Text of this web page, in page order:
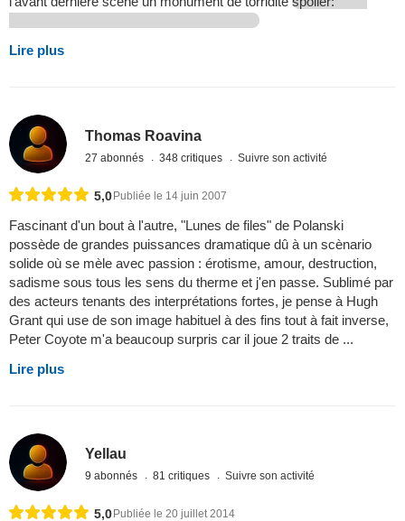
Lire plus
Thomas Roavina
27 abonnés 348 critiques Suivre son activité
5,0Publiée le 14 juin 2007
Fascinant d'un bout à l'autre, "Lunes de files" de Polanski
possède de grandes puissances dramatique dû à un scènario
solide où se mèle avec passion : érotisme, amour, destruction,
sadisme sous tous les sens du therme et j'en passe. Sublimé par
des acteurs tenants des interprétations fortes, je pense à Hugh
Grant qui use de son image habituel à des fins tout à fait inverse,
Peter Coyote m'a beaucoup surpris car il joue 2 traits de ...
Lire plus
Yellau
9 abonnés 81 critiques Suivre son activité
5,0Publiée le 20 juillet 2014